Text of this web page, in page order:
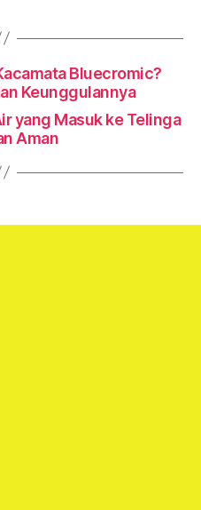
Bluecromic?
Keunggulannya
yang Masuk ke Telinga
Aman